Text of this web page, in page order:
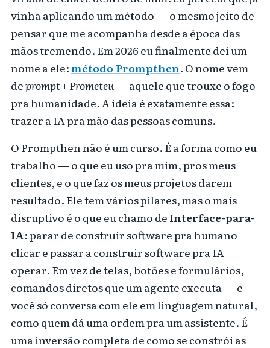
vinha aplicando um método — o mesmo jeito de
pensar que me acompanha desde a época das
mãos tremendo. Em 2026 eu finalmente dei um
nome a ele:método Prompthen. O nome vem
deprompt+Prometeu— aquele que trouxe o fogo
pra humanidade. A ideia é exatamente essa:
trazer a IA pra mão das pessoas comuns.
O Prompthen não é um curso. É a forma como eu
trabalho — o que eu uso pra mim, pros meus
clientes, e o que faz os meus projetos darem
resultado. Ele tem vários pilares, mas o mais
disruptivo é o que eu chamo deInterface-para-
IA: parar de construir software pra humano
clicar e passar a construir software pra IA
operar. Em vez de telas, botões e formulários,
comandos diretos que um agente executa — e
você só conversa com ele em linguagem natural,
como quem dá uma ordem pra um assistente. É
uma inversão completa de como se constrói as